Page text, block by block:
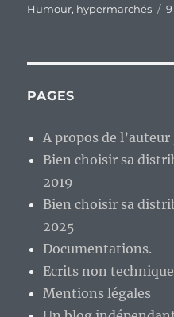
le
Humour, hypermarchés
PAGES
A propos de
Bien choisir sa
2019
Bien choisir sa
2025
Documentations.
Ecrits non
Mentions légales